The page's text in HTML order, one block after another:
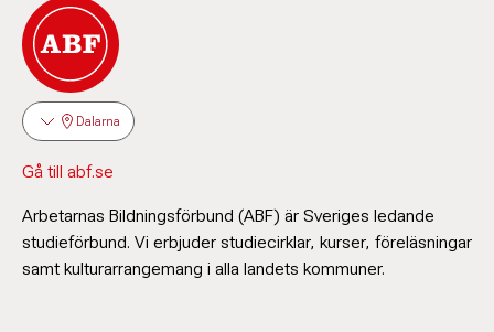
Dalarna
Gå till abf.se
Arbetarnas Bildningsförbund (ABF) är Sveriges ledande
studieförbund. Vi erbjuder studiecirklar, kurser, föreläsningar
samt kulturarrangemang i alla landets kommuner.